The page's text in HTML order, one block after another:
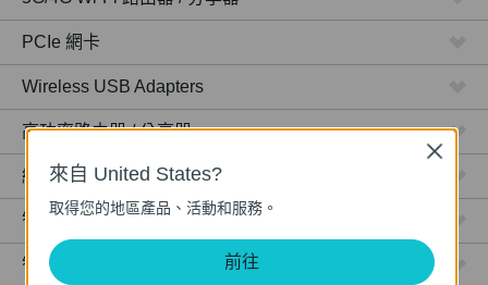
PCIe 網卡
Wireless USB Adapters
高功率路由器 / 分享器
網路攝影機
智慧型插座
智慧型燈泡
來自 United States?
取得您的地區產品、活動和服務。
前往
Close